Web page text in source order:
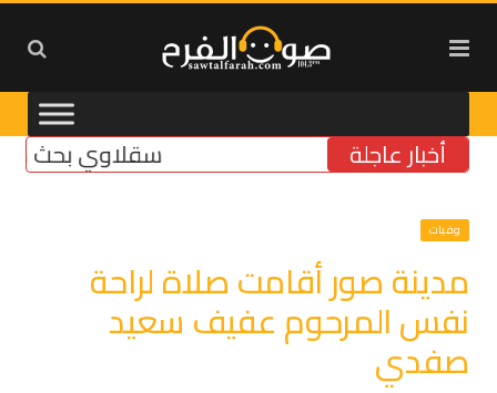
أخبار عاجلة سقلاوي بحث مع رئيس
وفيات
مدينة صور أقامت صلاة لراحة
نفس المرحوم عفيف سعيد
صفدي